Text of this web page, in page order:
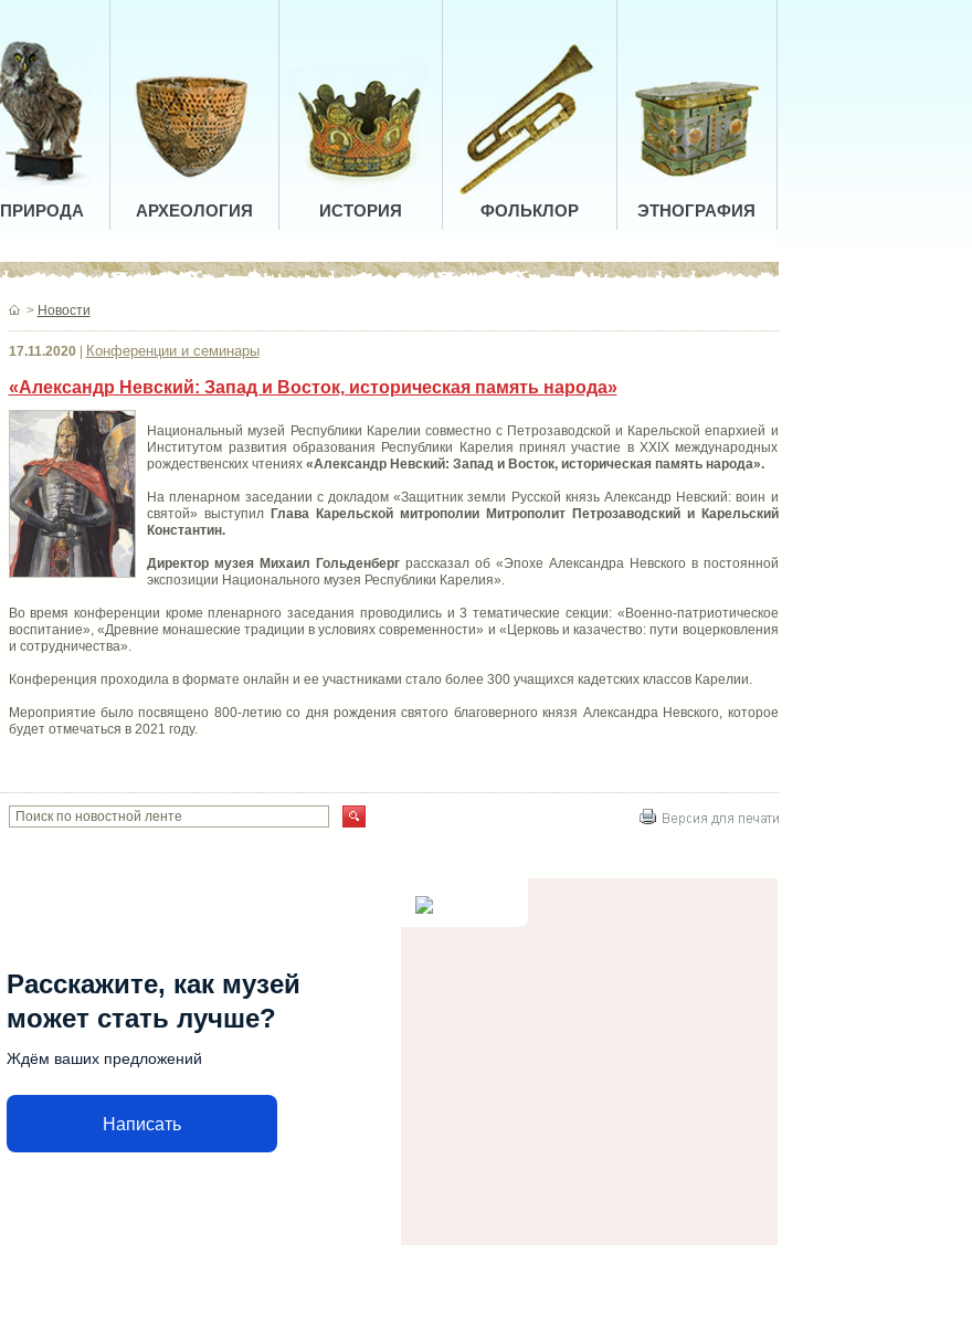
ПРИРОДА АРХЕОЛОГИЯ ИСТОРИЯ ФОЛЬКЛОР ЭТНОГРАФИЯ
> Новости
17.11.2020| Конференции и семинары
«Александр Невский: Запад и Восток, историческая память народа»
Национальный музей Республики Карелии совместно с Петрозаводской и Карельской епархией и
Институтом развития образования Республики Карелия принял участие в XXIX международных
рождественских чтениях «Александр Невский: Запад и Восток, историческая память народа».
На пленарном заседании с докладом «Защитник земли Русской князь Александр Невский: воин и
святой» выступил Глава Карельской митрополии Митрополит Петрозаводский и Карельский
Константин.
Директор музея Михаил Гольденберг рассказал об «Эпохе Александра Невского в постоянной
экспозиции Национального музея Республики Карелия».
Во время конференции кроме пленарного заседания проводились и 3 тематические секции: «Военно-патриотическое
воспитание», «Древние монашеские традиции в условиях современности» и «Церковь и казачество: пути воцерковления
и сотрудничества».
Конференция проходила в формате онлайн и ее участниками стало более 300 учащихся кадетских классов Карелии.
Мероприятие было посвящено 800-летию со дня рождения святого благоверного князя Александра Невского, которое
будет отмечаться в 2021 году.
Расскажите, как музей
может стать лучше?
Ждём ваших предложений
Написать